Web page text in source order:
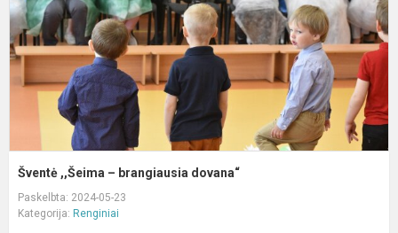
Šventė ,,Šeima – brangiausia dovana“
Paskelbta: 2024-05-23
Kategorija: Renginiai